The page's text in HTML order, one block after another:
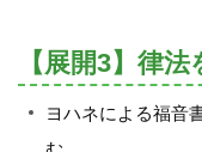
【展開3】律
ヨハネによる福音